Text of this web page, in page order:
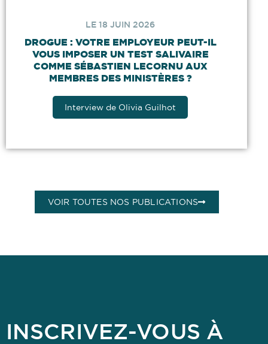
LE 18 JUIN 2026
DROGUE : VOTRE EMPLOYEUR PEUT-IL
VOUS IMPOSER UN TEST SALIVAIRE
COMME SÉBASTIEN LECORNU AUX
MEMBRES DES MINISTÈRES ?
Interview de Olivia Guilhot
VOIR TOUTES NOS PUBLICATIONS
INSCRIVEZ-VOUS À